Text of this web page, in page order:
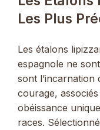
Les Plus
Les étalons
espagnole ne
sont l’incarnation
courage,
obéissance
races.